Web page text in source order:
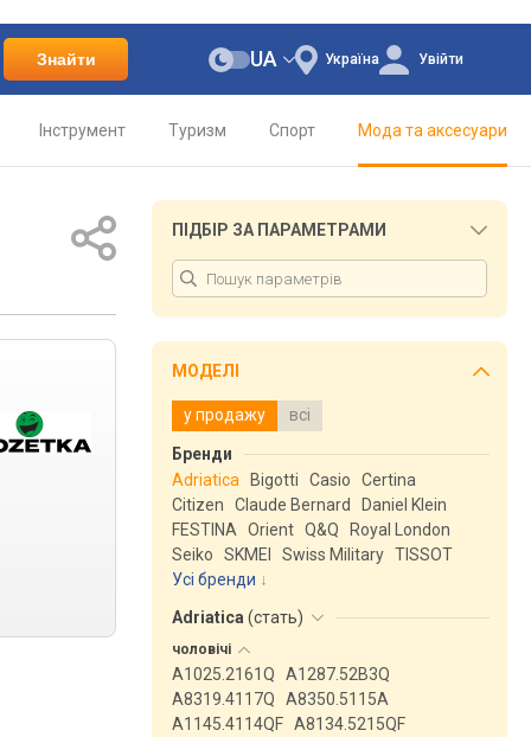
Знайти Україна
UA Увійти
Інструмент Туризм Спорт Мода та аксесуари
ПІДБІР ЗА ПАРАМЕТРАМИ
МОДЕЛІ
у продажу всі
Бренди
Adriatica
Bigotti Casio
Certina
Citizen
Claude Bernard
Daniel Klein
FESTINA
Orient Q&Q
Royal London
Seiko
SKMEI Swiss Military TISSOT
Усі бренди
Adriatica (стать)
чоловічі
A1025.2161Q
A1287.52B3Q
A8319.4117Q
A8350.5115A
A1145.4114QF A8134.5215QF